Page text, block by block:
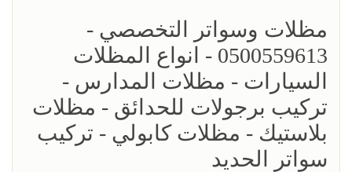
مظلات وسواتر التخصصي -
0500559613 - انواع المظلات
السيارات - مظلات المدارس -
تركيب برجولات للحدائق - مظلات
بلاستيك - مظلات كابولي - تركيب
سواتر الحديد